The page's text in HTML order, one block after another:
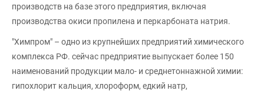
производств на базе этого предприятия, включая
производства окиси пропилена и перкарбоната натрия.
"Химпром" – одно из крупнейших предприятий химического
комплекса РФ. сейчас предприятие выпускает более 150
наименований продукции мало- и среднетоннажной химии:
гипохлорит кальция, хлороформ, едкий натр,